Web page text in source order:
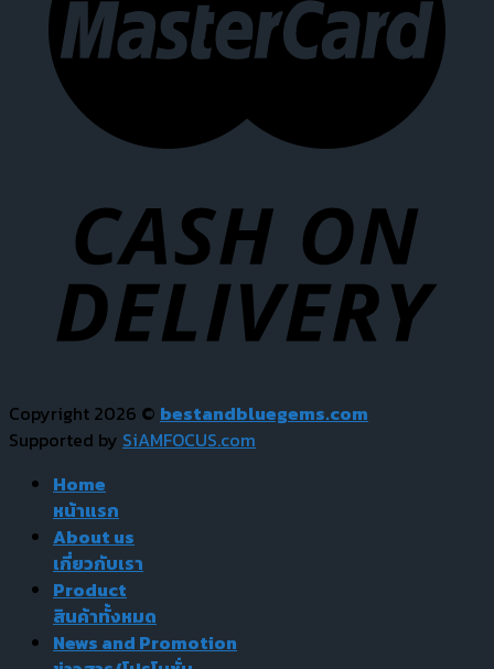
Copyright 2026 © bestandbluegems.com
Supported by SiAMFOCUS.com
Home
หน้าแรก
About us
เกี่ยวกับเรา
Product
สินค้าทั้งหมด
News and Promotion